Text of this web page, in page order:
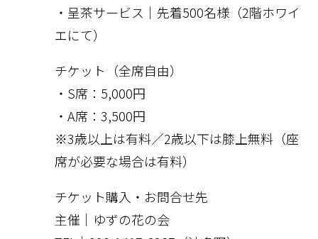
・呈茶サービス｜先着500名様（2階ホワイ
エにて）
チケット（全席自由）
・S席：5,000円
・A席：3,500円
※3歳以上は有料／2歳以下は膝上無料（座
席が必要な場合は有料）
チケット購入・お問合せ先
主催｜ゆずの花の会